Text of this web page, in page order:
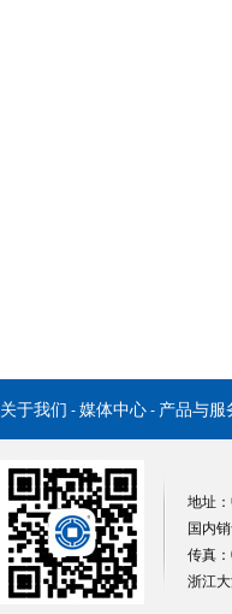
关于我们 - 媒体中心 - 产品与服
地址
国内
传真
浙江